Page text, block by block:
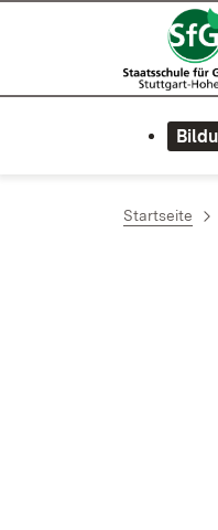
Zum Inhalt
Link zur
Startseite